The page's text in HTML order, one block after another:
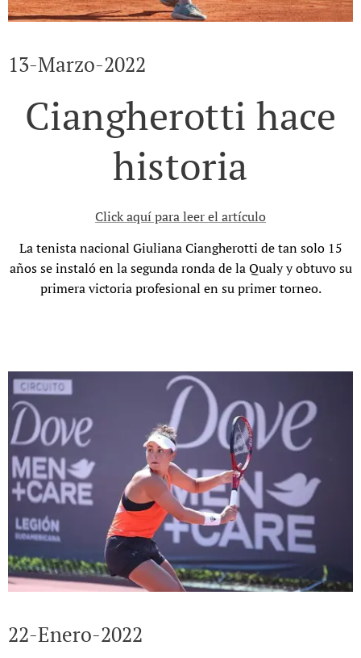
13-Marzo-2022
Ciangherotti hace
historia
Click aquí para leer el artículo
La tenista nacional Giuliana Ciangherotti de tan solo 15
años se instaló en la segunda ronda de la Qualy y obtuvo su
primera victoria profesional en su primer torneo.
22-Enero-2022